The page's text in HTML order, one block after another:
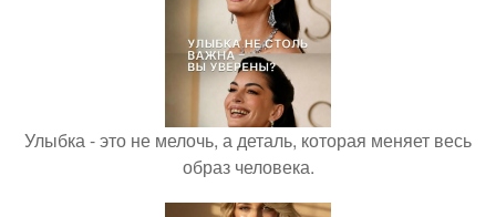
Улыбка - это не мелочь, а деталь, которая меняет весь
образ человека.